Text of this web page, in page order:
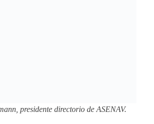
presidente directorio de ASENAV.